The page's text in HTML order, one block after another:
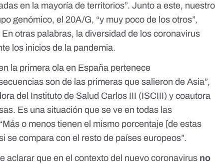
en la mayoría de territorios”. Junto a este, nuestro
genómico, el 20A/G, “y muy poco de los otros”,
otras palabras, la diversidad de los coronavirus
los inicios de la pandemia.
la primera ola en España pertenece
son de las primeras que salieron de Asia”,
del Instituto de Salud Carlos III (ISCIII) y coautora
. Es una situación que se ve en todas las
o menos tienen el mismo porcentaje [de estas
se compara con el resto de países europeos”.
aclarar que en el contexto del nuevo coronavirus no